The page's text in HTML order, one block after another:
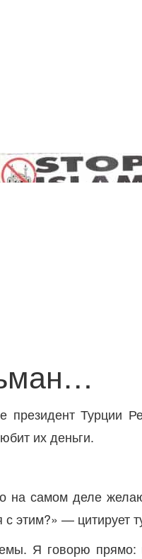
президент Турции
их деньги.
самом деле
этим?» — цитирует
Я говорю